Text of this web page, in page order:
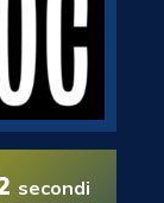
secondi